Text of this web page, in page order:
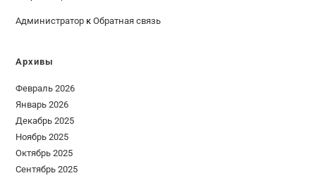
Администратор кОбратная связь
Архивы
Февраль 2026
Январь 2026
Декабрь 2025
Ноябрь 2025
Октябрь 2025
Сентябрь 2025